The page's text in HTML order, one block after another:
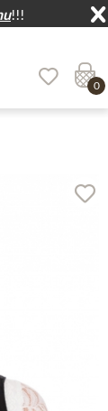
!!!
0